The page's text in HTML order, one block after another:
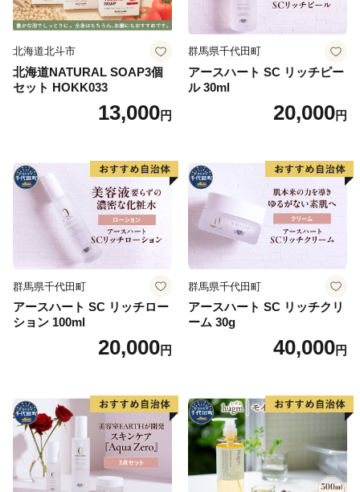
北海道北斗市
北海道NATURAL SOAP3個
セット HOKK033
13,000円
群馬県千代田町
アースハート SC リッチピー
ル 30ml
20,000円
群馬県千代田町
アースハート SC リッチロー
ション 100ml
20,000円
群馬県千代田町
アースハート SC リッチクリ
ーム 30g
40,000円